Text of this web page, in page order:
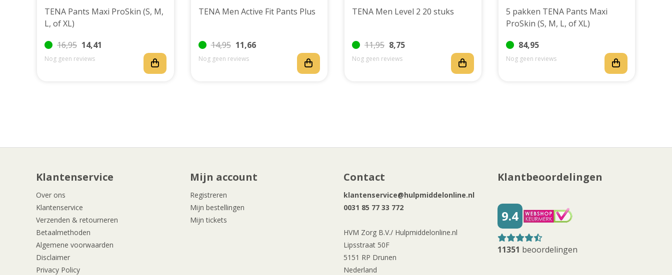
TENA Pants Maxi ProSkin (S, M,
L, of XL)
16,95 14,41
Nog geen reviews
TENA Men Active Fit Pants Plus
14,95 11,66
Nog geen reviews
TENA Men Level 2 20 stuks
11,95 8,75
Nog geen reviews
5 pakken TENA Pants Maxi
ProSkin (S, M, L, of XL)
84,95
Nog geen reviews
Klantenservice
Over ons
Klantenservice
Verzenden & retourneren
Betaalmethoden
Algemene voorwaarden
Disclaimer
Privacy Policy
Mijn account
Registreren
Mijn bestellingen
Mijn tickets
Contact
klantenservice@hulpmiddelonline.nl
0031 85 77 33 772
HVM Zorg B.V./ Hulpmiddelonline.nl
Lipsstraat 50F
5151 RP Drunen
Nederland
Klantbeoordelingen
9.4
11351 beoordelingen